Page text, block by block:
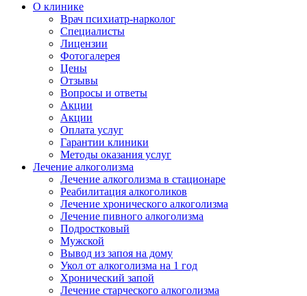
О клинике
Врач психиатр-нарколог
Специалисты
Лицензии
Фотогалерея
Цены
Отзывы
Вопросы и ответы
Акции
Акции
Оплата услуг
Гарантии клиники
Методы оказания услуг
Лечение алкоголизма
Лечение алкоголизма в стационаре
Реабилитация алкоголиков
Лечение хронического алкоголизма
Лечение пивного алкоголизма
Подростковый
Мужской
Вывод из запоя на дому
Укол от алкоголизма на 1 год
Хронический запой
Лечение старческого алкоголизма